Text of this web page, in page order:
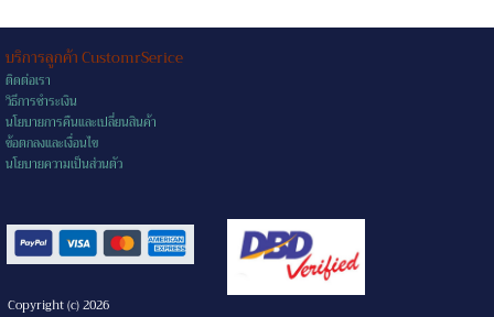
บริการลูกค้า CustomrSerice
ติดต่อเรา
วิธีการชำระเงิน
นโยบายการคืนและเปลี่ยนสินค้า
ข้อตกลงและเงื่อนไข
นโยบายความเป็นส่วนตัว
Copyright (c) 2026